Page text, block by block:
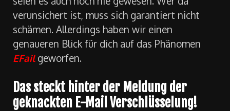
verunsichert ist, muss sich garantiert nicht
schämen. Allerdings haben wir einen
genaueren Blick für dich auf das Phänomen
EFailgeworfen.
Das steckt hinter der Meldung der
geknackten E-Mail Verschlüsselung!